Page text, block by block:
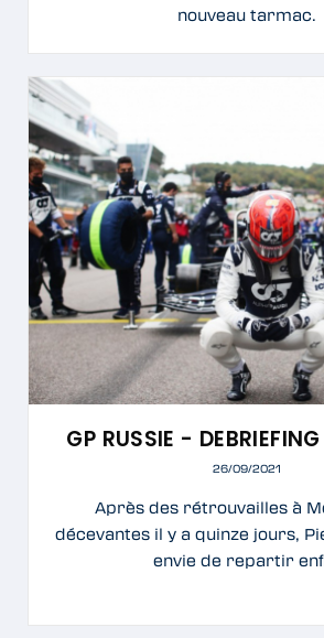
nouveau tarmac.
GP RUSSIE - DEBRIEFING
26/09/2021
Après des rétrouvailles à
décevantes il y a quinze jours,
envie de repartir